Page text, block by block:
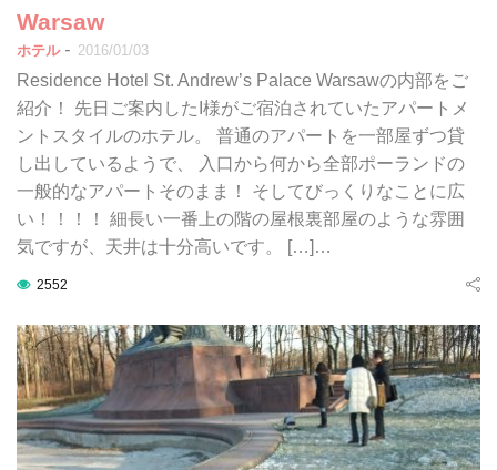
Warsaw
ホテル - 2016/01/03
Residence Hotel St. Andrew’s Palace Warsawの内部をご
紹介！ 先日ご案内したI様がご宿泊されていたアパートメ
ントスタイルのホテル。 普通のアパートを一部屋ずつ貸
し出しているようで、 入口から何から全部ポーランドの
一般的なアパートそのまま！ そしてびっくりなことに広
い！！！！ 細長い一番上の階の屋根裏部屋のような雰囲
気ですが、天井は十分高いです。 […]…
2552